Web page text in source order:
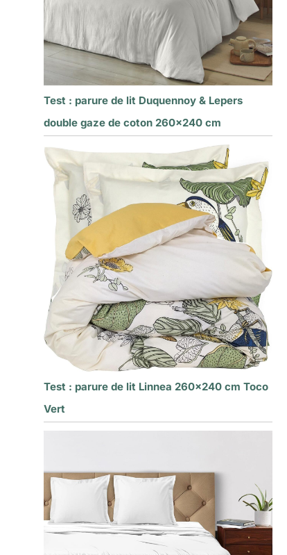
Test : parure de lit Duquennoy & Lepers
double gaze de coton 260×240 cm
Test : parure de lit Linnea 260×240 cm Toco
Vert